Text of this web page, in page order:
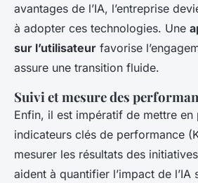
avantages de l’IA, l’entreprise
à adopter ces technologies. Une
sur l’utilisateur favorise
assure une transition fluide.
Suivi et mesure des
Enfin, il est impératif de mettre en
indicateurs clés de performance
mesurer les résultats des
aident à quantifier l’impact de l’IA